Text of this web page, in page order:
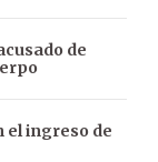
de
el ingreso de